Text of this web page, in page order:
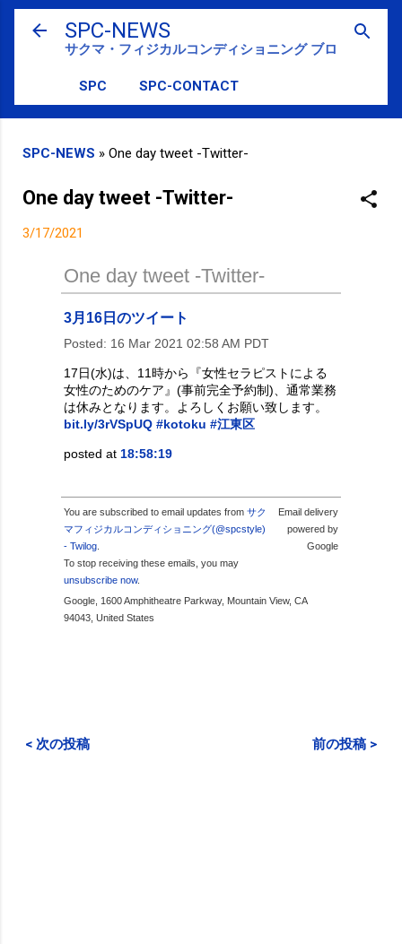
スキップしてメイン コンテンツに移動
SPC-NEWS
サクマ・フィジカルコンディショニング ブログ
SPC SPC-CONTACT
SPC-NEWS » One day tweet -Twitter-
One day tweet -Twitter-
3/17/2021
One day tweet -Twitter-
3月16日のツイート
Posted: 16 Mar 2021 02:58 AM PDT
17日(水)は、11時から『女性セラピストによる
女性のためのケア』(事前完全予約制)、通常業務
は休みとなります。よろしくお願い致します。
bit.ly/3rVSpUQ #kotoku #江東区
posted at 18:58:19
You are subscribed to email updates from サク
マフィジカルコンディショニング(@spcstyle)
- Twilog
To stop receiving these emails, you may
unsubscribe now.
Email delivery
powered by
Google
Google, 1600 Amphitheatre Parkway, Mountain View, CA
94043, United States
< 次の投稿 前の投稿 >